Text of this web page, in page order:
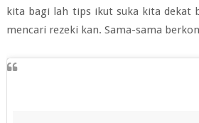
kita bagi lah tips ikut suka kita dekat
mencari rezeki kan. Sama-sama